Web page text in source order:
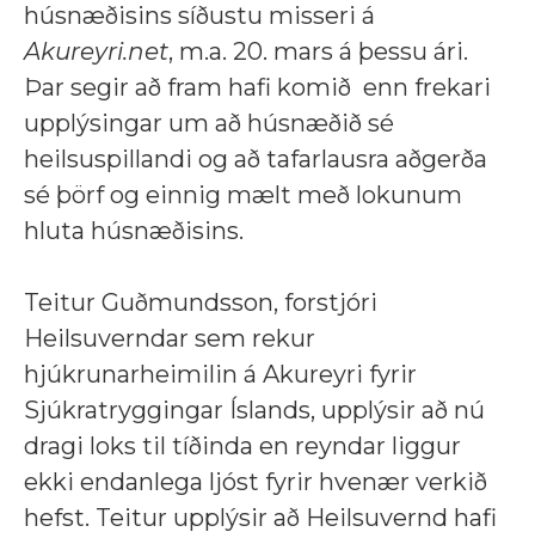
húsnæðisins síðustu misseri á
Akureyri.net, m.a. 20. mars á þessu ári.
Þar segir að fram hafi komið enn frekari
upplýsingar um að húsnæðið sé
heilsuspillandi og að tafarlausra aðgerða
sé þörf og einnig mælt með lokunum
hluta húsnæðisins.
Teitur Guðmundsson, forstjóri
Heilsuverndar sem rekur
hjúkrunarheimilin á Akureyri fyrir
Sjúkratryggingar Íslands, upplýsir að nú
dragi loks til tíðinda en reyndar liggur
ekki endanlega ljóst fyrir hvenær verkið
hefst. Teitur upplýsir að Heilsuvernd hafi